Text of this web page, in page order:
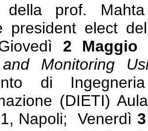
della prof.
president elect
2 Maggio
Monitoring
di
(DIETI)
Napoli; Venerdì